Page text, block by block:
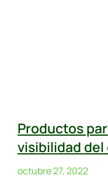
Productos
visibilidad del
octubre 27, 2022